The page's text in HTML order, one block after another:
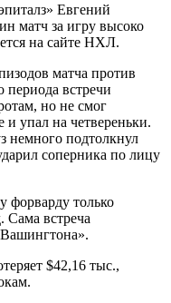
Евгений
матч за игру высоко
на сайте НХЛ.
матча против
периода встречи
но не смог
и упал на четвереньки.
немного подтолкнул
соперника по лицу
форварду только
Сама встреча
$42,16 тыс.,